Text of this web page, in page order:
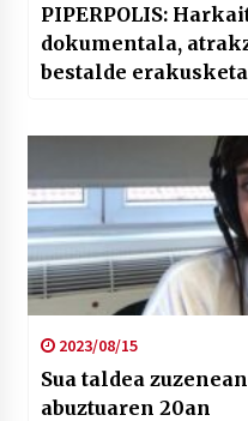
PIPERPOLIS:
dokumentala,
bestalde erakusketa
2023/08/15
Sua taldea
abuztuaren 20an